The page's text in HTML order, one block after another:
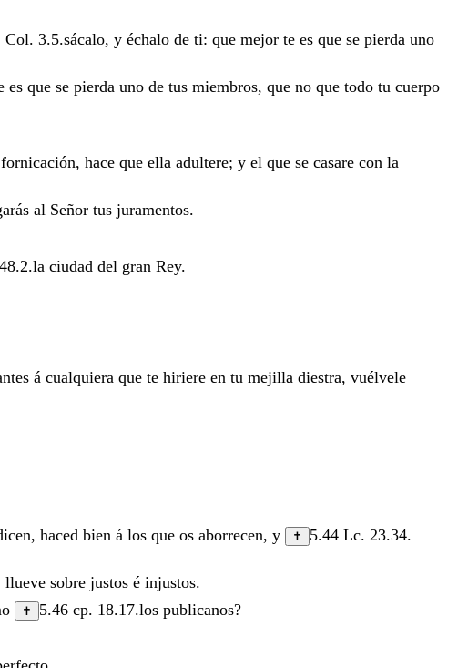
Col. 3.5.sácalo, y échalo de ti: que mejor te es que se pierda uno
es que se pierda uno de tus miembros, que no que todo tu cuerpo
fornicación, hace que ella adultere; y el que se casare con la
al Señor tus juramentos.
.la ciudad del gran Rey.
á cualquiera que te hiriere en tu mejilla diestra, vuélvele
, haced bien á los que os aborrecen, y ✝ 5.44 Lc. 23.34.
llueve sobre justos é injustos.
✝ 5.46 cp. 18.17.los publicanos?